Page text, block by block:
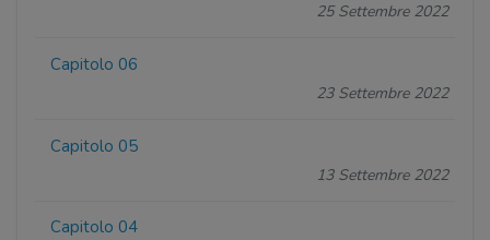
25 Settembre 2022
Capitolo 06
23 Settembre 2022
Capitolo 05
13 Settembre 2022
Capitolo 04